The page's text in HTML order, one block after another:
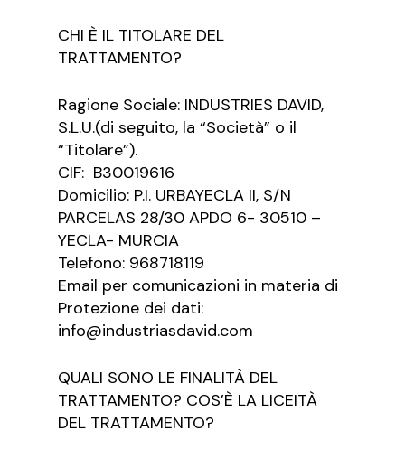
CHI È IL TITOLARE DEL
TRATTAMENTO?
Ragione Sociale: INDUSTRIES DAVID,
S.L.U.(di seguito, la “Società” o il
“Titolare”).
CIF: B30019616
Domicilio: P.I. URBAYECLA II, S/N
PARCELAS 28/30 APDO 6- 30510 –
YECLA- MURCIA
Telefono: 968718119
Email per comunicazioni in materia di
Protezione dei dati:
info@industriasdavid.com
QUALI SONO LE FINALITÀ DEL
TRATTAMENTO? COS’È LA LICEITÀ
DEL TRATTAMENTO?